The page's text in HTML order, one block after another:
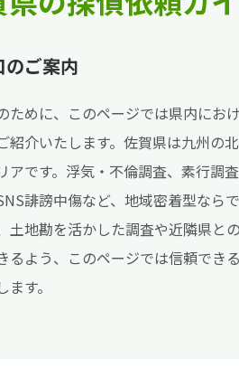
ご案内
めに、このページでは県内にお
介いたします。佐賀県は九州の
です。浮気・不倫調査、素行調
誹謗中傷など、地域密着型なら
地勘を活かした調査や近隣県と
るよう、このページでは信頼でき
す。